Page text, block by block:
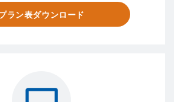
ラン表ダウンロード